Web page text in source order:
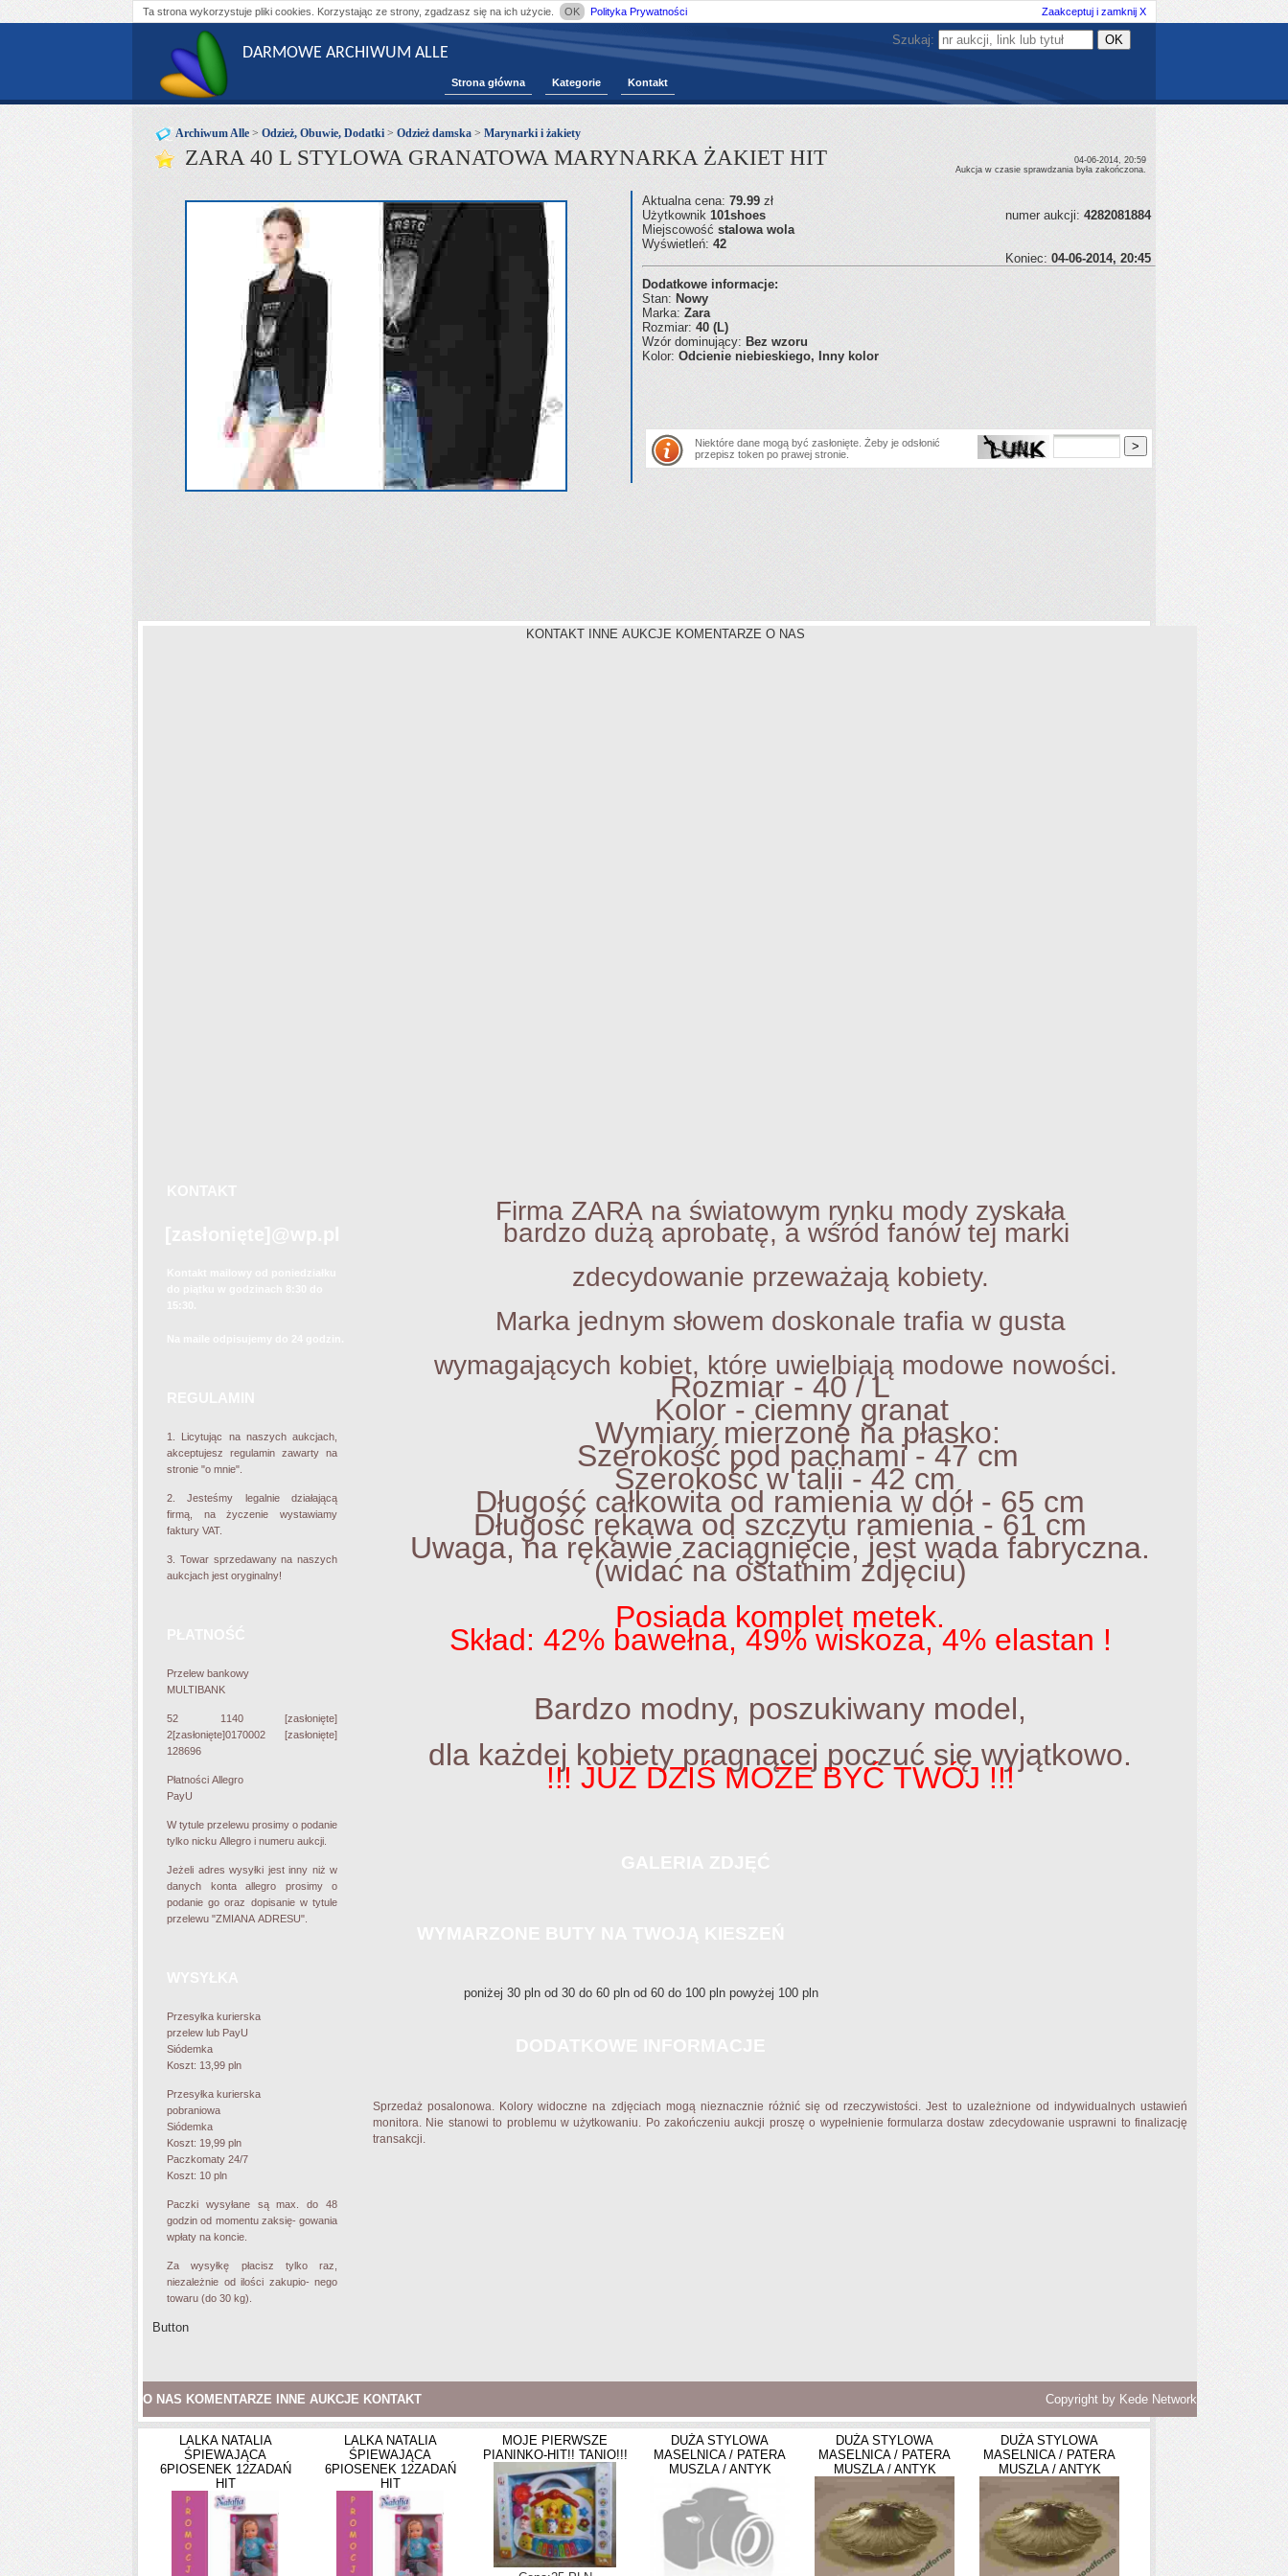
Ta strona wykorzystuje pliki cookies. Korzystając ze strony, zgadzasz się na ich użycie. OK Polityka Prywatności Zaakceptuj i zamknij X
DARMOWE ARCHIWUM ALLE
Strona główna Kategorie Kontakt
Szukaj:
Archiwum Alle > Odzież, Obuwie, Dodatki > Odzież damska > Marynarki i żakiety
ZARA 40 L STYLOWA GRANATOWA MARYNARKA ŻAKIET HIT
04-06-2014, 20:59
Aukcja w czasie sprawdzania była zakończona.
Aktualna cena: 79.99 zł
Użytkownik 101shoes numer aukcji: 4282081884
Miejscowość stalowa wola
Wyświetleń: 42
Koniec: 04-06-2014, 20:45
Dodatkowe informacje:
Stan: Nowy
Marka: Zara
Rozmiar: 40 (L)
Wzór dominujący: Bez wzoru
Kolor: Odcienie niebieskiego, Inny kolor
Niektóre dane mogą być zasłonięte. Żeby je odsłonić
przepisz token po prawej stronie.
KONTAKT INNE AUKCJE KOMENTARZE O NAS
1.
Licytując na naszych aukcjach,
akceptujesz regulamin zawarty na
stronie "o mnie".
2.
Jesteśmy legalnie działającą
firmą, na życzenie wystawiamy
faktury VAT.
3.
Towar sprzedawany na naszych
aukcjach jest oryginalny!
Przelew bankowy
MULTIBANK
52 1140 [zasłonięte]
2[zasłonięte]0170002 [zasłonięte]
128696
Płatności Allegro
PayU
W tytule przelewu prosimy o podanie
tylko nicku Allegro i numeru aukcji.
Jeżeli adres wysyłki jest inny niż w
danych konta allegro prosimy o
podanie go oraz dopisanie w tytule
przelewu "ZMIANA ADRESU"
Przesyłka kurierska
przelew lub PayU
Siódemka
Koszt: 13,99 pln
Przesyłka kurierska
pobraniowa
Siódemka
Koszt: 19,99 pln
Paczkomaty 24/7
Koszt: 10 pln
Paczki wysyłane są max. do 48
godzin od momentu zaksię- gowania
wpłaty na koncie.
Za wysyłkę płacisz tylko raz,
niezależnie od ilości zakupio- nego
towaru (do 30 kg).
Button
Firma ZARA na światowym rynku mody zyskała
bardzo dużą aprobatę, a wśród fanów tej marki
zdecydowanie przeważają kobiety.
Marka jednym słowem doskonale trafia w gusta
wymagających kobiet, które uwielbiają modowe nowości.
Rozmiar - 40 / L
Kolor - ciemny granat
Wymiary mierzone na płasko:
Szerokość pod pachami - 47 cm
Szerokość w talii - 42 cm
Długość całkowita od ramienia w dół - 65 cm
Długość rękawa od szczytu ramienia - 61 cm
Uwaga, na rękawie zaciągnięcie, jest wada fabryczna.
(widać na ostatnim zdjęciu)
Posiada komplet metek.
Skład: 42% bawełna, 49% wiskoza, 4% elastan !
Bardzo modny, poszukiwany model,
dla każdej kobiety pragnącej poczuć się wyjątkowo.
!!! JUŻ DZIŚ MOŻE BYĆ TWÓJ !!!
poniżej 30 pln od 30 do 60 pln od 60 do 100 pln powyżej 100 pln
Sprzedaż posalonowa. Kolory widoczne na zdjęciach mogą nieznacznie różnić się od rzeczywistości. Jest to uzależnione od indywidualnych ustawień
monitora. Nie stanowi to problemu w użytkowaniu. Po zakończeniu aukcji proszę o wypełnienie formularza dostaw zdecydowanie usprawni to finalizację
transakcji.
O NAS KOMENTARZE INNE AUKCJE KONTAKT Copyright by Kede Network
LALKA NATALIA
ŚPIEWAJĄCA
6PIOSENEK 12ZADAŃ
HIT
LALKA NATALIA
ŚPIEWAJĄCA
6PIOSENEK 12ZADAŃ
HIT
MOJE PIERWSZE
PIANINKO-HIT!! TANIO!!!
DUŻA STYLOWA
MASELNICA / PATERA
MUSZLA / ANTYK
DUŻA STYLOWA
MASELNICA / PATERA
MUSZLA / ANTYK
DUŻA STYLOWA
MASELNICA / PATERA
MUSZLA / ANTYK